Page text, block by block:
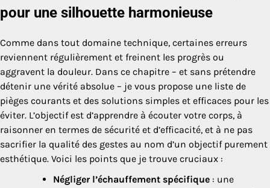
pour une silhouette harmonieuse
Comme dans tout domaine technique, certaines erreurs
reviennent régulièrement et freinent les progrès ou
aggravent la douleur. Dans ce chapitre – et sans prétendre
détenir une vérité absolue – je vous propose une liste de
pièges courants et des solutions simples et efficaces pour les
éviter. L’objectif est d’apprendre à écouter votre corps, à
raisonner en termes de sécurité et d’efficacité, et à ne pas
sacrifier la qualité des gestes au nom d’un objectif purement
esthétique. Voici les points que je trouve cruciaux :
Négliger l’échauffement spécifique : une